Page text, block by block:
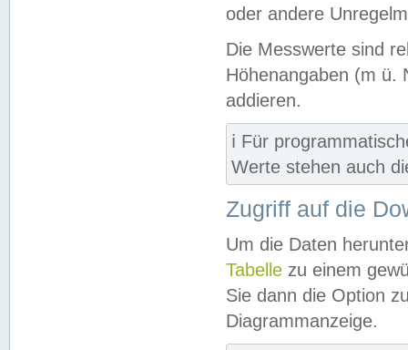
oder andere
Die Messwerte sind
Höhenangaben (m ü.
addieren.
ℹ️ Für
Werte stehen auch
Zugriff auf die
Um die Daten
Tabelle zu einem
Sie dann die Option
Diagrammanzeige.